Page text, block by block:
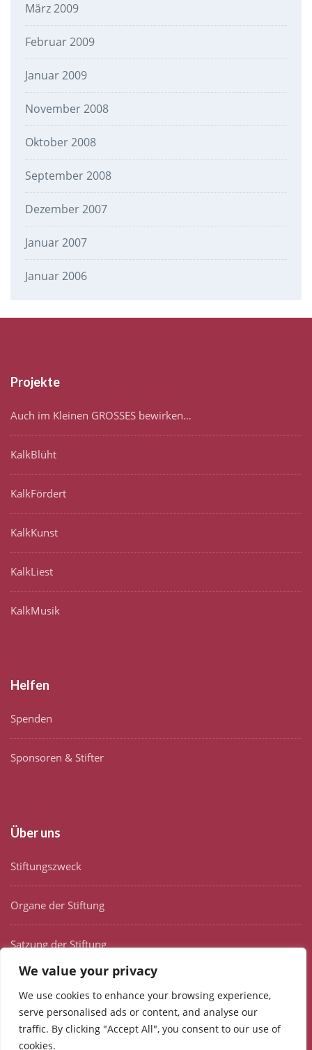
We value your privacy
We use cookies to enhance your browsing experience,
serve personalised ads or content, and analyse our
traffic. By clicking "Accept All", you consent to our use of
cookies.
März 2009
Februar 2009
Januar 2009
November 2008
Oktober 2008
September 2008
Dezember 2007
Januar 2007
Januar 2006
Projekte
Auch im Kleinen GROSSES bewirken…
KalkBlüht
KalkFördert
KalkKunst
KalkLiest
KalkMusik
Helfen
Spenden
Sponsoren & Stifter
Über uns
Stiftungszweck
Organe der Stiftung
Satzung der Stiftung
Selbstverpflichtungserklärung